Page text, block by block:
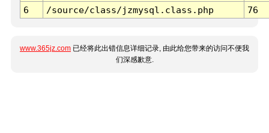
6
/source/class/jzmysql.class.php 76
www.365jz.com 已经将此出错信息详细记录, 由此给您带来的访问不便我
们深感歉意.